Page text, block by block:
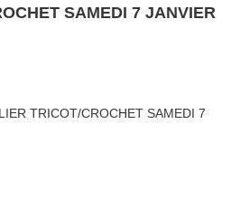
SAMEDI 7 JANVIER